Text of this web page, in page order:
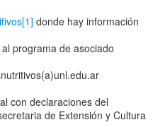
donde hay información
programa de asociado
con declaraciones del
de Extensión y Cultura